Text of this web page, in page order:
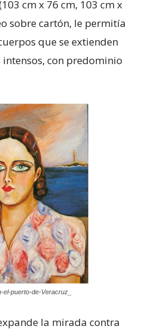
cm x 76 cm, 103 cm x
sobre cartón, le permitía
que se extienden
con predominio
el-puerto-de-Veracruz_
la mirada contra